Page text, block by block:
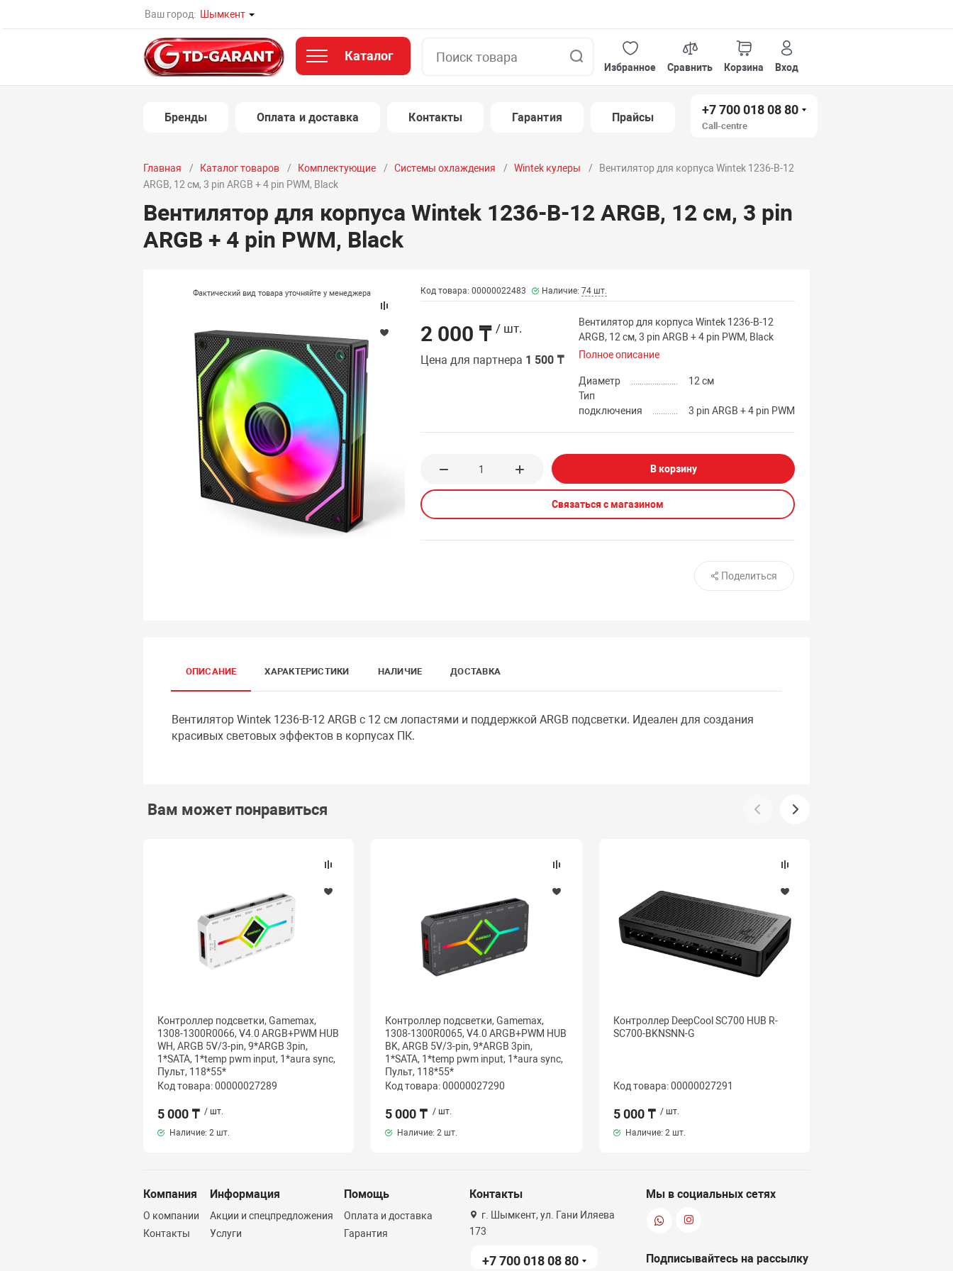
Ваш город: Шымкент
Каталог
Избранное
Сравнить Корзина Вход
Бренды Оплата и доставка Контакты Гарантия Прайсы
+7 700 018 08 80
Call-centre
Главная Каталог товаров Комплектующие Системы охлаждения Wintek кулеры
Вентилятор для корпуса Wintek 1236-B-12
ARGB, 12 см, 3 pin ARGB + 4 pin PWM, Black
Вентилятор для корпуса Wintek 1236-B-12 ARGB, 12 см, 3 pin
ARGB + 4 pin PWM, Black
Фактический вид товара уточняйте у менеджера Код товара: 00000022483 Наличие: 74 шт.
2 000 ₸ / шт.
Цена для партнера 1 500 ₸
Вентилятор для корпуса Wintek 1236-B-12
ARGB, 12 см, 3 pin ARGB + 4 pin PWM, Black
Полное описание
Диаметр
12 см
Тип
подключения
3 pin ARGB + 4 pin PWM
В корзину
Связаться с магазином
Поделиться
ОПИСАНИЕ ХАРАКТЕРИСТИКИ НАЛИЧИЕ ДОСТАВКА
Вентилятор Wintek 1236-B-12 ARGB с 12 см лопастями и поддержкой ARGB подсветки. Идеален для создания
красивых световых эффектов в корпусах ПК.
Вам может понравиться
Контроллер подсветки, Gamemax,
1308-1300R0066, V4.0 ARGB+PWM HUB
WH, ARGB 5V/3-pin, 9*ARGB 3pin,
1*SATA, 1*temp pwm input, 1*aura sync,
Пульт, 118*55*
Код товара: 00000027289
5 000 ₸ / шт.
Наличие: 2 шт.
Контроллер подсветки, Gamemax,
1308-1300R0065, V4.0 ARGB+PWM HUB
BK, ARGB 5V/3-pin, 9*ARGB 3pin,
1*SATA, 1*temp pwm input, 1*aura sync,
Пульт, 118*55*
Код товара: 00000027290
5 000 ₸ / шт.
Наличие:2 шт.
Контроллер DeepCool SC700 HUB R-
SC700-BKNSNN-G
Код товара: 00000027291
5 000 ₸ / шт.
Наличие: 2 шт.
Компания
О компании
Контакты
Информация
Акции и спецпредложения
Услуги
Помощь
Оплата и доставка
Гарантия
Контакты
г. Шымкент, ул. Гани Иляева
173
+7 700 018 08 80
Мы в социальных сетях
Подписывайтесь на рассылку